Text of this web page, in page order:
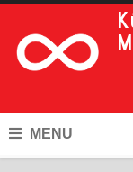
MENU